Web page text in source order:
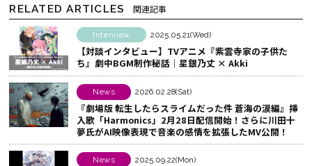
ア
b
o
o
k
で
シ
ェ
ア
す
シ
ェ
ア
RELATED ARTICLES 関連記事
Interview 2025.05.21(Wed)
【対談インタビュー】TVアニメ『紫雲寺家の子供た
ち』劇中BGM制作秘話│星銀乃丈 × Akki
News 2026.02.28(Sat)
『劇場版 転生したらスライムだった件 蒼海の涙編』挿
入歌「Harmonics」2月28日配信開始！さらに川田十
夢氏がAI映像表現で音楽の感情を拡張したMV公開！
News 2025.09.22(Mon)